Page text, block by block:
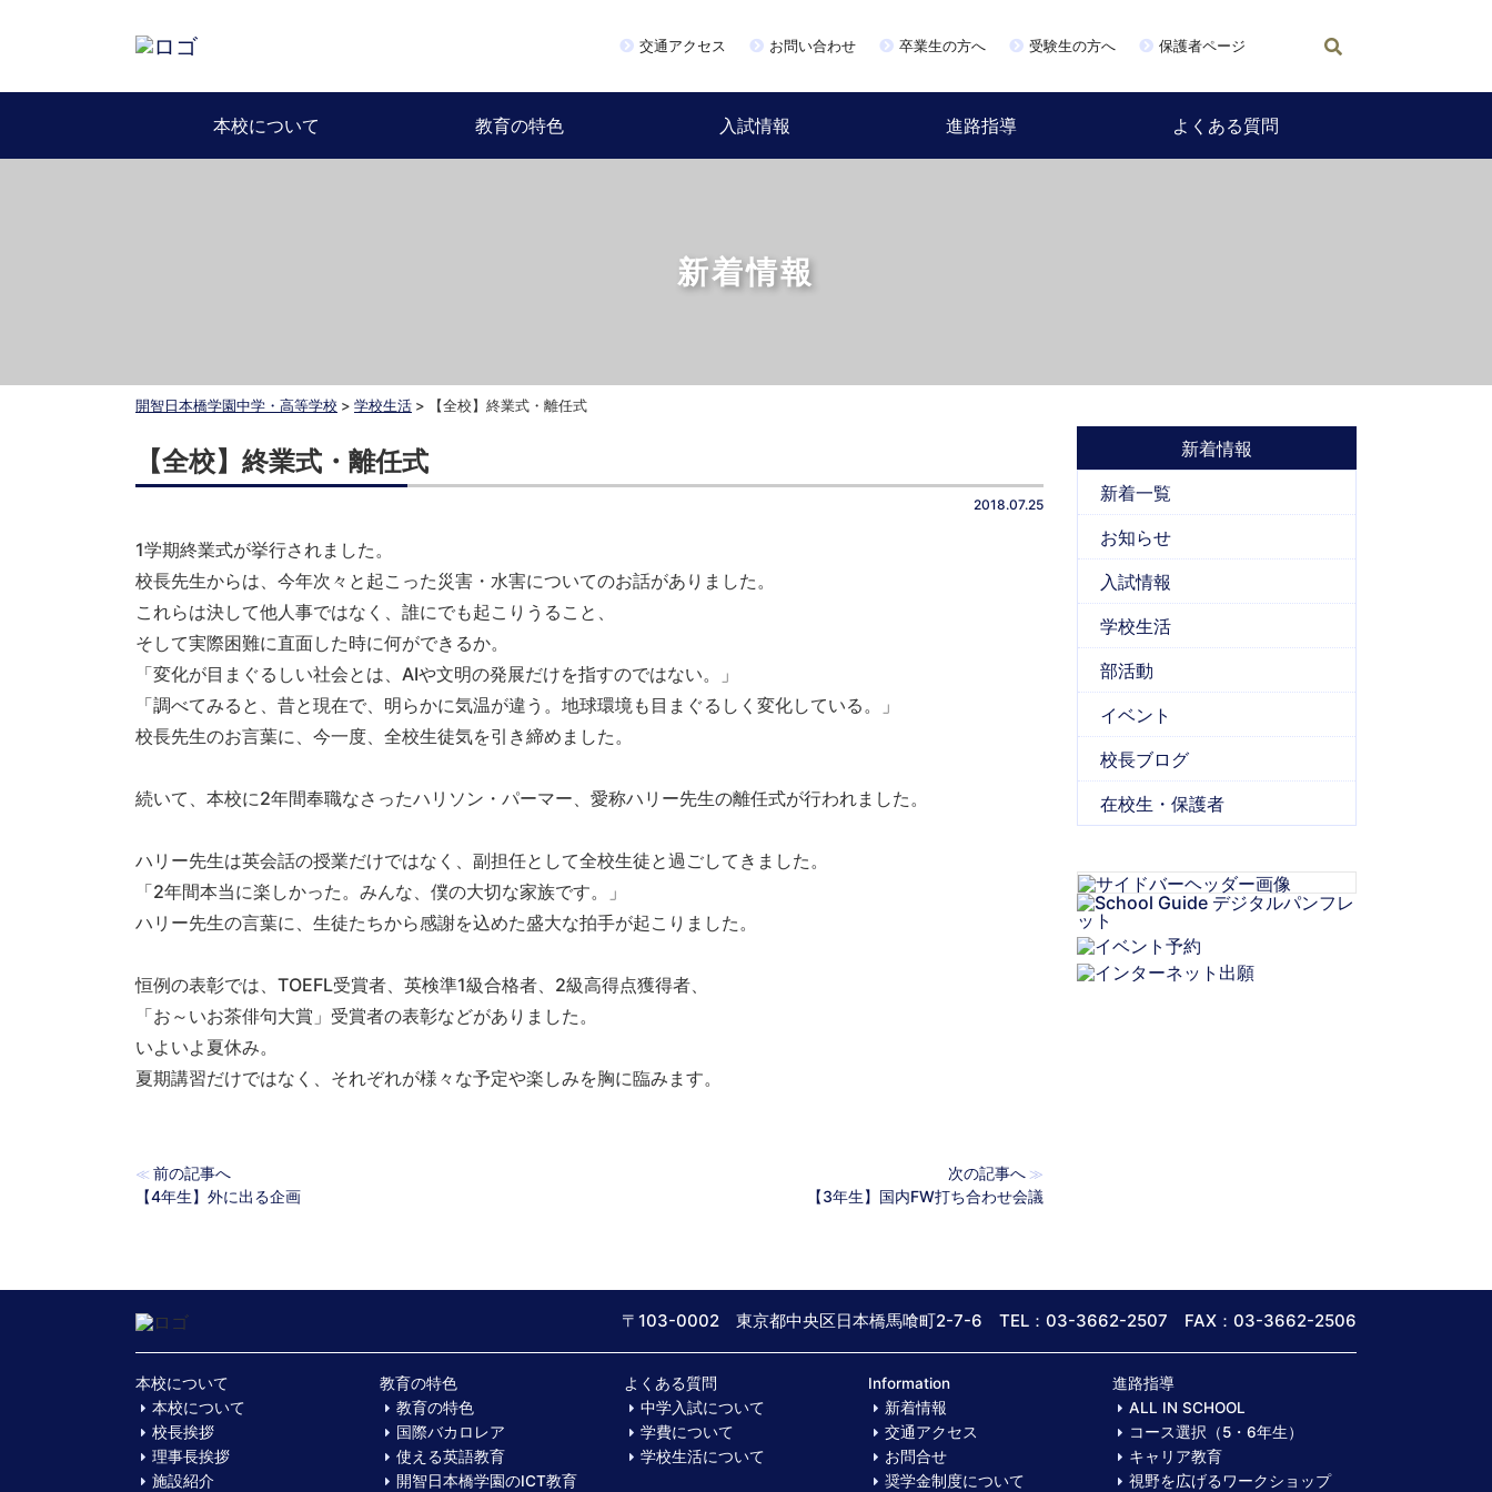
交通アクセス お問い合わせ 卒業生の方へ 受験生の方へ 保護者ページ
本校について 教育の特色 入試情報 進路指導 よくある質問
新着情報
開智日本橋学園中学・高等学校 > 学校生活 > 【全校】終業式・離任式
新着情報
新着一覧
お知らせ
入試情報
学校生活
部活動
イベント
校長ブログ
在校生・保護者
【全校】終業式・離任式
2018.07.25
1学期終業式が挙行されました。
校長先生からは、今年次々と起こった災害・水害についてのお話がありました。
これらは決して他人事ではなく、誰にでも起こりうること、
そして実際困難に直面した時に何ができるか。
「変化が目まぐるしい社会とは、AIや文明の発展だけを指すのではない。」
「調べてみると、昔と現在で、明らかに気温が違う。地球環境も目まぐるしく変化している。」
校長先生のお言葉に、今一度、全校生徒気を引き締めました。
続いて、本校に2年間奉職なさったハリソン・パーマー、愛称ハリー先生の離任式が行われました。
ハリー先生は英会話の授業だけではなく、副担任として全校生徒と過ごしてきました。
「2年間本当に楽しかった。みんな、僕の大切な家族です。」
ハリー先生の言葉に、生徒たちから感謝を込めた盛大な拍手が起こりました。
恒例の表彰では、TOEFL受賞者、英検準1級合格者、2級高得点獲得者、
「お～いお茶俳句大賞」受賞者の表彰などがありました。
いよいよ夏休み。
夏期講習だけではなく、それぞれが様々な予定や楽しみを胸に臨みます。
≪ 前の記事へ
【4年生】外に出る企画
次の記事へ≫
【3年生】国内FW打ち合わせ会議
〒103-0002 東京都中央区日本橋馬喰町2-7-6 TEL：03-3662-2507 FAX：03-3662-2506
本校について
本校について
校長挨拶
理事長挨拶
施設紹介
教育の特色
教育の特色
国際バカロレア
使える英語教育
開智日本橋学園のICT教育
よくある質問
中学入試について
学費について
学校生活について
Information
新着情報
交通アクセス
お問合せ
奨学金制度について
進路指導
ALL IN SCHOOL
コース選択（5・6年生）
キャリア教育
視野を広げるワークショップ